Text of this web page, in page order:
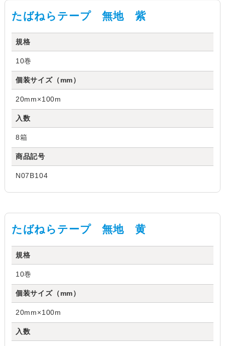
たばねらテープ 無地 紫
規格
10巻
個装サイズ（mm）
20mm×100m
入数
8箱
商品記号
N07B104
たばねらテープ 無地 黄
規格
10巻
個装サイズ（mm）
20mm×100m
入数